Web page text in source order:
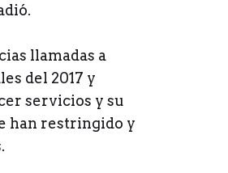
llamadas a
del 2017 y
servicios y su
han restringido y